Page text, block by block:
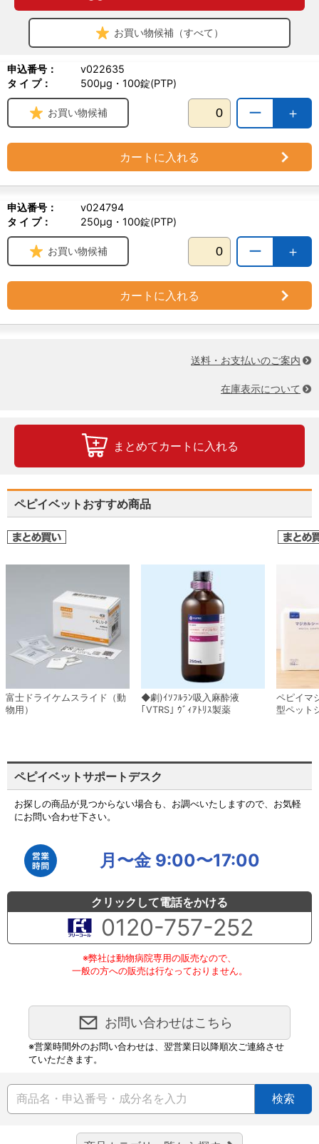
お買い物候補（すべて）
申込番号：
v022635
タ イ プ：
500μg・100錠(PTP)
＋
ー
お買い物候補
カートに入れる
申込番号：
v024794
タ イ プ：
250μg・100錠(PTP)
＋
ー
お買い物候補
カートに入れる
送料・お支払いのご案内
在庫表示について
まとめてカートに入れる
ペピイベットおすすめ商品
富士ドライケムスライド（動
物用）
◆劇)ｲｿﾌﾙﾗﾝ吸入麻酔液
｢VTRS｣ ｳﾞｨｱﾄﾘｽ製薬
ペピイマ
型ペット
ペピイベットサポートデスク
お探しの商品が見つからない場合も、お調べいたしますので、お気軽
にお問い合わせ下さい。
月〜金 9:00〜17:00
クリックして電話をかける
0120-757-252
※弊社は動物病院専用の販売なので、
一般の方への販売は行なっておりません。
お問い合わせはこちら
※営業時間外のお問い合わせは、翌営業日以降順次ご連絡させ
ていただきます。
検索